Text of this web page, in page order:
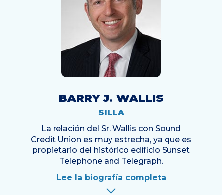
BARRY J. WALLIS
SILLA
La relación del Sr. Wallis con Sound
Credit Union es muy estrecha, ya que es
propietario del histórico edificio Sunset
Telephone and Telegraph.
Lee la biografía completa